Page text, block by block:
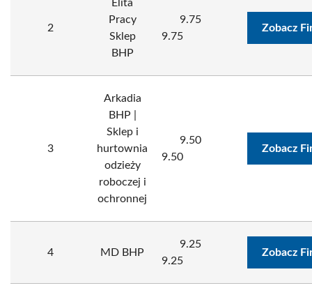
2
Elita
Pracy
Sklep
BHP
9.75
9.75
Zobacz
3
Arkadia
BHP |
Sklep i
hurtownia
odzieży
roboczej i
ochronnej
9.50
9.50
Zobacz
4 MD BHP
9.25
9.25
Zobacz